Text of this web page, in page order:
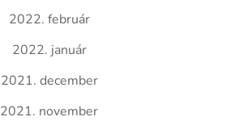
2022. február
2022. január
2021. december
2021. november